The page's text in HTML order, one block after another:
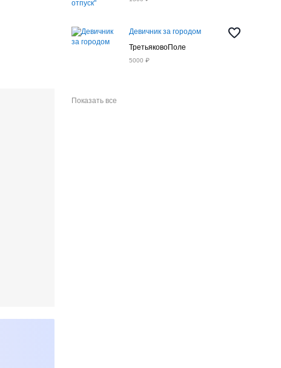
Девичник за городом
ТретьяковоПоле
5000 ₽
Показать все